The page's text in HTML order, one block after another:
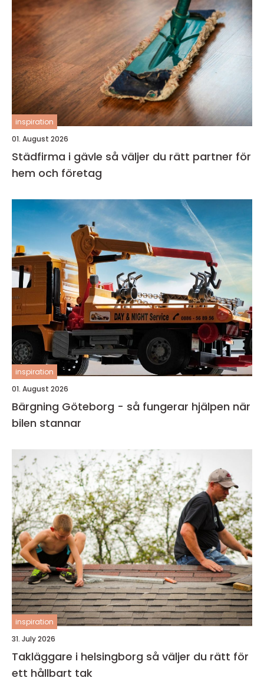
inspiration
01. August 2026
Städfirma i gävle så väljer du rätt partner för
hem och företag
inspiration
01. August 2026
Bärgning Göteborg - så fungerar hjälpen när
bilen stannar
inspiration
31. July 2026
Takläggare i helsingborg så väljer du rätt för
ett hållbart tak